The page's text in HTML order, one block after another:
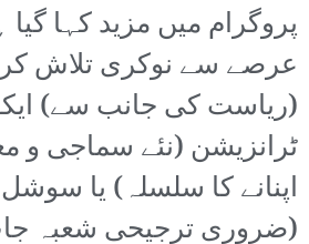
پروگرام میں مزید کہا
عرصے سے نوکری تلاش
(ریاست کی جانب سے)
ٹرانزیشن (نئے سماجی و
اپنانے کا سلسلہ) یا
(ضروری ترجیحی شعبہ